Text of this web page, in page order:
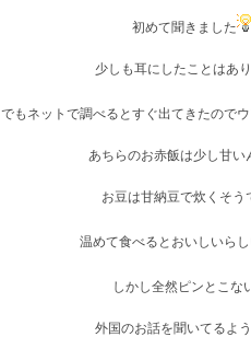
初めて聞きました
少しも耳にしたことはあ
でもネットで調べるとすぐ出てきたので
あちらのお赤飯は少し甘い
お豆は甘納豆で炊くそう
温めて食べるとおいしいら
しかし全然ピンとこな
外国のお話を聞いてるよ